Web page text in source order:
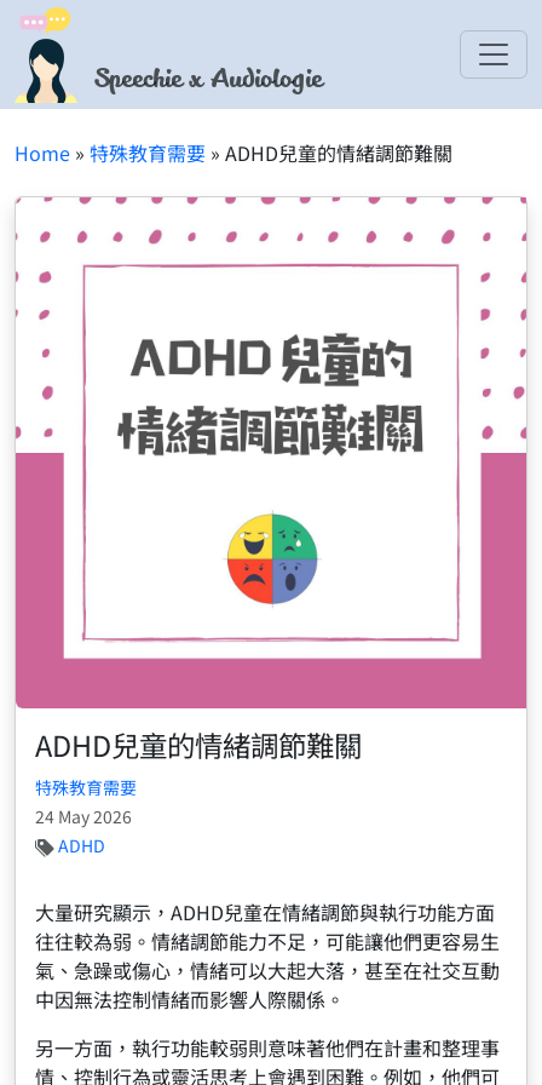
Speechie x Audiologie
Home » 特殊教育需要 » ADHD兒童的情緒調節難關
ADHD兒童的情緒調節難關
特殊教育需要
24 May 2026
ADHD
大量研究顯示，ADHD兒童在情緒調節與執行功能方面
往往較為弱。情緒調節能力不足，可能讓他們更容易生
氣、急躁或傷心，情緒可以大起大落，甚至在社交互動
中因無法控制情緒而影響人際關係。
另一方面，執行功能較弱則意味著他們在計畫和整理事
情、控制行為或靈活思考上會遇到困難。例如，他們可